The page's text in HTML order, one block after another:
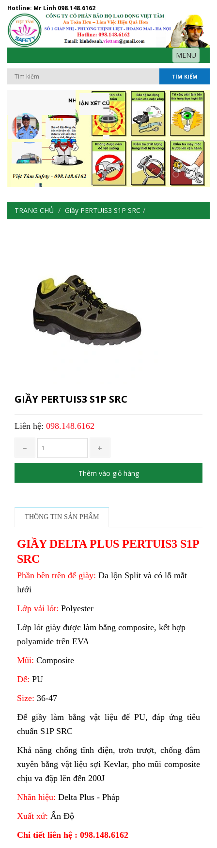
Hotline: Mr Linh 098.148.6162
MENU
TÌM KIẾM
TRANG CHỦ Giầy PERTUIS3 S1P SRC
GIẦY PERTUIS3 S1P SRC
Liên hệ: 098.148.6162
Thêm vào giỏ hàng
THÔNG TIN SẢN PHẨM
GIẦY DELTA PLUS PERTUIS3 S1P
SRC
Phần bên trên đế giày: Da lộn Split và có lỗ mắt
lưới
Lớp vải lót: Polyester
Lớp lót giày được làm bằng composite, kết hợp
polyamide trên EVA
Mũi: Composite
Đế: PU
Size: 36-47
Đế giầy làm bằng vật liệu đế PU, đáp ứng tiêu
chuẩn S1P SRC
Khả năng chống tĩnh điện, trơn trượt, chống đâm
xuyên bằng vật liệu sợi Kevlar, pho mũi composite
chịu va đập lên đến 200J
Nhãn hiệu: Delta Plus - Pháp
Xuất xứ: Ấn Độ
Chi tiết liên hệ : 098.148.6162